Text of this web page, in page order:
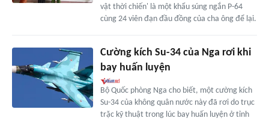
vật thời chiến' là một khẩu súng ngắn P-64
cùng 24 viên đạn đầu đồng của cha ông để lại.
Cường kích Su-34 của Nga rơi khi
bay huấn luyện
Bộ Quốc phòng Nga cho biết, một cường kích
Su-34 của không quân nước này đã rơi do trục
trặc kỹ thuật trong lúc bay huấn luyện ở tỉnh